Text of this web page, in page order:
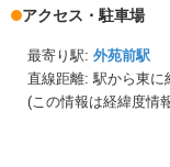
アクセス・駐車場
最寄り駅: 外苑前駅
直線距離: 駅から東に
(この情報は経緯度情